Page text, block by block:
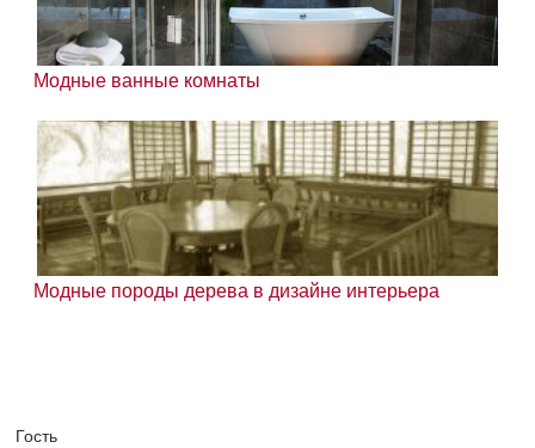
Модные ванные комнаты
Модные породы дерева в дизайне интерьера
Гость